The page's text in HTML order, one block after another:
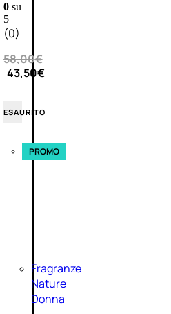
0su
5
(0)
58,00€
43,50€
ESAURITO
PROMO
Fragranze
Nature
Donna